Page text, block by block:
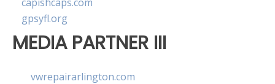
gpsyfl.org
MEDIA PARTNER III
vwrepairarlington.com